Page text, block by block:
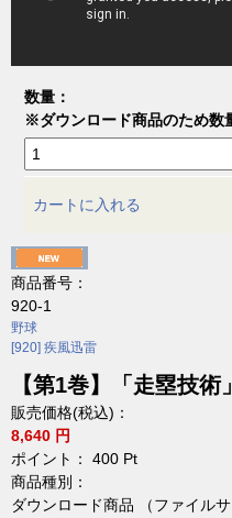
数量：
※ダウンロード商品のため数
カートに入れる
商品番号：
920-1
野球
[920] 疾風迅雷
【第1巻】「走塁技術
販売価格(税込)：
8,640 円
ポイント： 400 Pt
商品種別：
ダウンロード商品 （ファイル